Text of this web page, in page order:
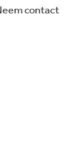
contact